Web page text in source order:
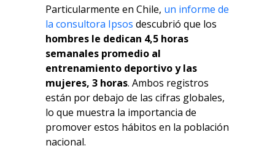
Particularmente en Chile, un informe de
la consultora Ipsos descubrió que los
hombres le dedican 4,5 horas
semanales promedio al
entrenamiento deportivo y las
mujeres, 3 horas. Ambos registros
están por debajo de las cifras globales,
lo que muestra la importancia de
promover estos hábitos en la población
nacional.